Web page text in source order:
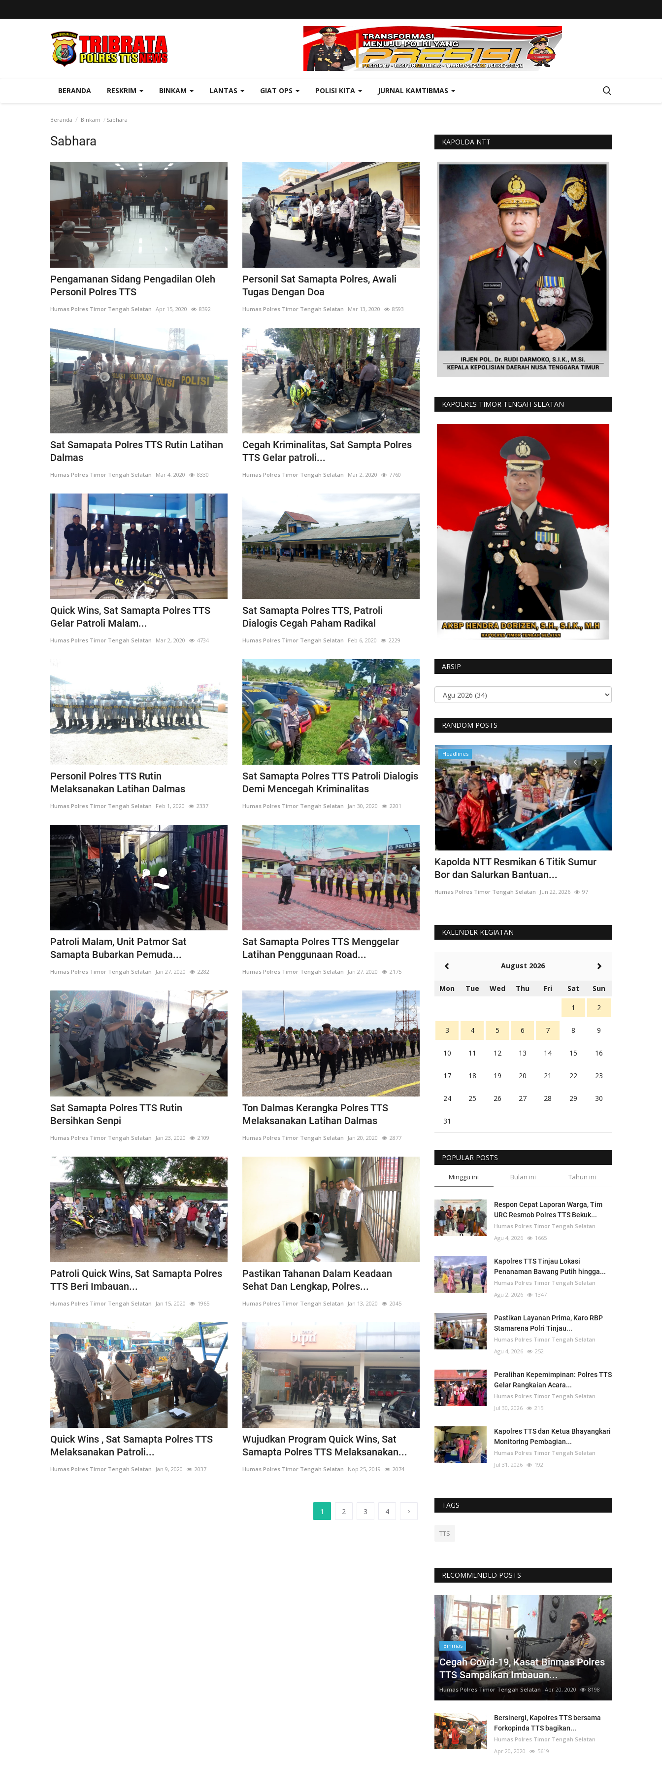
BERANDA RESKRIM BINKAM LANTAS GIAT OPS POLISI KITA JURNAL KAMTIBMAS
Beranda Binkam Sabhara
Sabhara
Pengamanan Sidang Pengadilan Oleh
Personil Polres TTS
Humas Polres Timor Tengah Selatan Apr 15, 2020 8392
Personil Sat Samapta Polres, Awali
Tugas Dengan Doa
Humas Polres Timor Tengah Selatan Mar 13, 2020 8593
Sat Samapata Polres TTS Rutin Latihan
Dalmas
Humas Polres Timor Tengah Selatan Mar 4, 2020 8330
Cegah Kriminalitas, Sat Sampta Polres
TTS Gelar patroli...
Humas Polres Timor Tengah Selatan Mar 2, 2020 7760
Quick Wins, Sat Samapta Polres TTS
Gelar Patroli Malam...
Humas Polres Timor Tengah Selatan Mar 2, 2020 4734
Sat Samapta Polres TTS, Patroli
Dialogis Cegah Paham Radikal
Humas Polres Timor Tengah Selatan Feb 6, 2020 2229
Personil Polres TTS Rutin
Melaksanakan Latihan Dalmas
Humas Polres Timor Tengah Selatan Feb 1, 2020 2337
Sat Samapta Polres TTS Patroli Dialogis
Demi Mencegah Kriminalitas
Humas Polres Timor Tengah Selatan Jan 30, 2020 2201
Patroli Malam, Unit Patmor Sat
Samapta Bubarkan Pemuda...
Humas Polres Timor Tengah Selatan Jan 27, 2020 2282
Sat Samapta Polres TTS Menggelar
Latihan Penggunaan Road...
Humas Polres Timor Tengah Selatan Jan 27, 2020 2175
Sat Samapta Polres TTS Rutin
Bersihkan Senpi
Humas Polres Timor Tengah Selatan Jan 23, 2020 2109
Ton Dalmas Kerangka Polres TTS
Melaksanakan Latihan Dalmas
Humas Polres Timor Tengah Selatan Jan 20, 2020 2877
Patroli Quick Wins, Sat Samapta Polres
TTS Beri Imbauan...
Humas Polres Timor Tengah Selatan Jan 15, 2020 1965
Pastikan Tahanan Dalam Keadaan
Sehat Dan Lengkap, Polres...
Humas Polres Timor Tengah Selatan Jan 13, 2020 2045
Quick Wins , Sat Samapta Polres TTS
Melaksanakan Patroli...
Humas Polres Timor Tengah Selatan Jan 9, 2020 2037
Wujudkan Program Quick Wins, Sat
Samapta Polres TTS Melaksanakan...
Humas Polres Timor Tengah Selatan Nop 25, 2019 2074
1 2 3 4 ›
KAPOLDA NTT
KAPOLRES TIMOR TENGAH SELATAN
ARSIP
RANDOM POSTS
bersama
1646
Polisi Kita
Sat Intelkam Polres TTS Sosialisasi
Pelayanan SKCK Keliling...
Humas Polres Timor Tengah Selatan Feb 25, 2021
Jurnal Kamtibmas
Seluruh Pendaki Gunung Marapi Yang
Terdata Ditemukan
Humas Polres Timor Tengah Selatan Des 6, 2023 1063
Headlines
Kapolda NTT Resmikan 6 Titik Sumur
Bor dan Salurkan Bantuan...
Humas Polres Timor Tengah Selatan Jun 22, 2026 97
KALENDER KEGIATAN
August 2026
Mon Tue Wed Thu Fri Sat Sun
1 2
3 4 5 6 7 8 9
10 11 12 13 14 15 16
17 18 19 20 21 22 23
24 25 26 27 28 29 30
31
POPULAR POSTS
Minggu ini Bulan ini Tahun ini
Respon Cepat Laporan Warga, Tim
URC Resmob Polres TTS Bekuk...
Humas Polres Timor Tengah Selatan
Agu 4, 2026
1665
Kapolres TTS Tinjau Lokasi
Penanaman Bawang Putih hingga...
Humas Polres Timor Tengah Selatan
Agu 2, 2026
1347
Pastikan Layanan Prima, Karo RBP
Stamarena Polri Tinjau...
Humas Polres Timor Tengah Selatan
Agu 4, 2026
252
Peralihan Kepemimpinan: Polres TTS
Gelar Rangkaian Acara...
Humas Polres Timor Tengah Selatan
Jul 30, 2026
215
Kapolres TTS dan Ketua Bhayangkari
Monitoring Pembagian...
Humas Polres Timor Tengah Selatan
Jul 31, 2026
192
TAGS
TTS
RECOMMENDED POSTS
Binmas
Cegah Covid-19, Kasat Binmas Polres
TTS Sampaikan Imbauan...
Humas Polres Timor Tengah Selatan Apr 20, 2020 8198
Bersinergi, Kapolres TTS bersama
Forkopinda TTS bagikan...
Humas Polres Timor Tengah Selatan
Apr 20, 2020
5619